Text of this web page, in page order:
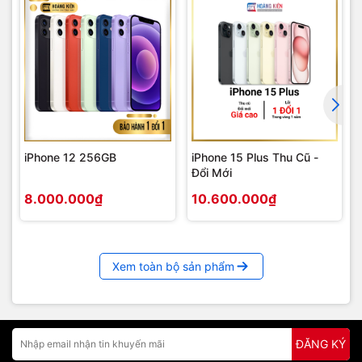
Audio 3.5 mm stereo jack
Format
Kindle (AZW), TXT, PDF, unprotected MOBI, PRC
natively, Audible Enhanced format (AAX), DOC,
DOCX, JPEG, GIF, PNG, BMP, non-DRM AAC,
MP3, MIDI, PCM/WAVE, OGG, WAV, MP4, AAC
LC/LTP, HE-AACv1, HE-AACv2, AMR-NB, AMR-
WB, HTML5, CSS3, MP4, 3GP, VP8(.webm)
Phụ
kiện
Hướng dẫn sử dụng Máy Tính Bảng Kindle Fire HD 7":
Hướng dẫn Root Kindle Fire HD 7, 8.9, Fire 2
Hướng dẫn Fix lỗi tiếng Việt của Kindle Fire HD
Hướng dẫn bỏ quảng cáo trên Kindle Fire HD
iPhone 12 256GB
8.000.000₫
iPhone 15 Plus Thu Cũ -
Đổi Mới
10.600.000₫
Xem toàn bộ sản phẩm
ĐĂNG KÝ